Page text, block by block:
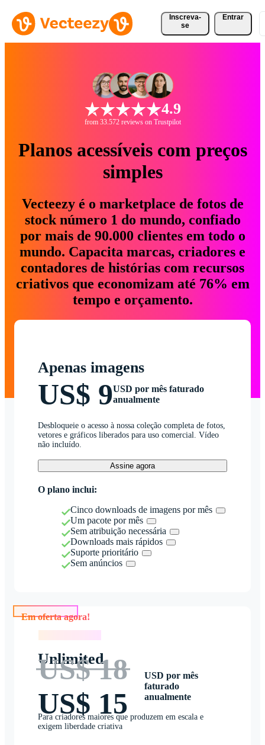
Inscreva-
se
Entrar
4.9
from 33.572 reviews on Trustpilot
Planos acessíveis com preços
simples
Vecteezy é o marketplace de fotos de
stock número 1 do mundo, confiado
por mais de 90.000 clientes em todo o
mundo. Capacita marcas, criadores e
contadores de histórias com recursos
criativos que economizam até 76% em
tempo e orçamento.
Apenas imagens
US$ 9USD por mês faturado
anualmente
Desbloqueie o acesso à nossa coleção completa de fotos,
vetores e gráficos liberados para uso comercial. Vídeo
não incluído.
Assine agora
O plano inclui:
Cinco downloads de imagens por mês
Um pacote por mês
Sem atribuição necessária
Downloads mais rápidos
Suporte prioritário
Sem anúncios
Unlimited
US$ 18
US$ 15
USD por mês
faturado
anualmente
Para criadores maiores que produzem em escala e
exigem liberdade criativa